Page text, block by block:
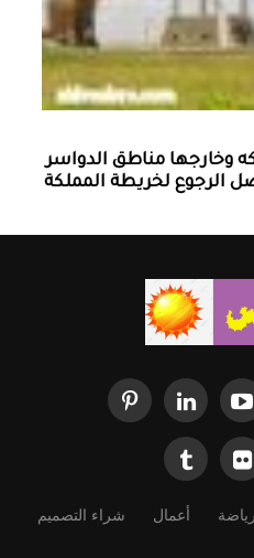
وخارجها ‏مناطق الدواسر
الرجوع لخريطة المملكة
رياضة أعمال شراء التصميم